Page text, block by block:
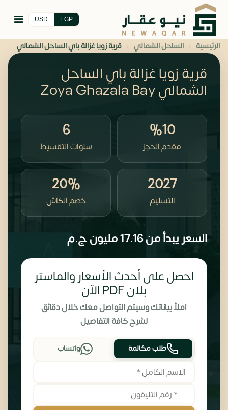
EGP
USD
الرئيسية › الساحل الشمالي › قرية زويا غزالة باي الساحل الشمالي
قرية زويا غزالة باي الساحل
الشمالي Zoya Ghazala Bay
%10
مقدم الحجز
6
سنوات التقسيط
2027
التسليم
20%
خصم الكاش
السعر يبدأ من17.16 مليون ج.م
احصل على أحدث الأسعار والماستر
بلان PDF الآن
املأ بياناتك وسيتم التواصل معك خلال دقائق
لشرح كافة التفاصيل
طلب مكالمة واتساب